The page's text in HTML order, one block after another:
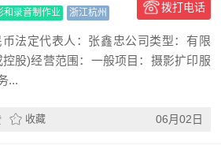
和录音制作业 浙江杭州 拨打电话
法定代表人：张鑫忠公司类型：有限
股)经营范围：一般项目：摄影扩印服
...
收藏 06月02日